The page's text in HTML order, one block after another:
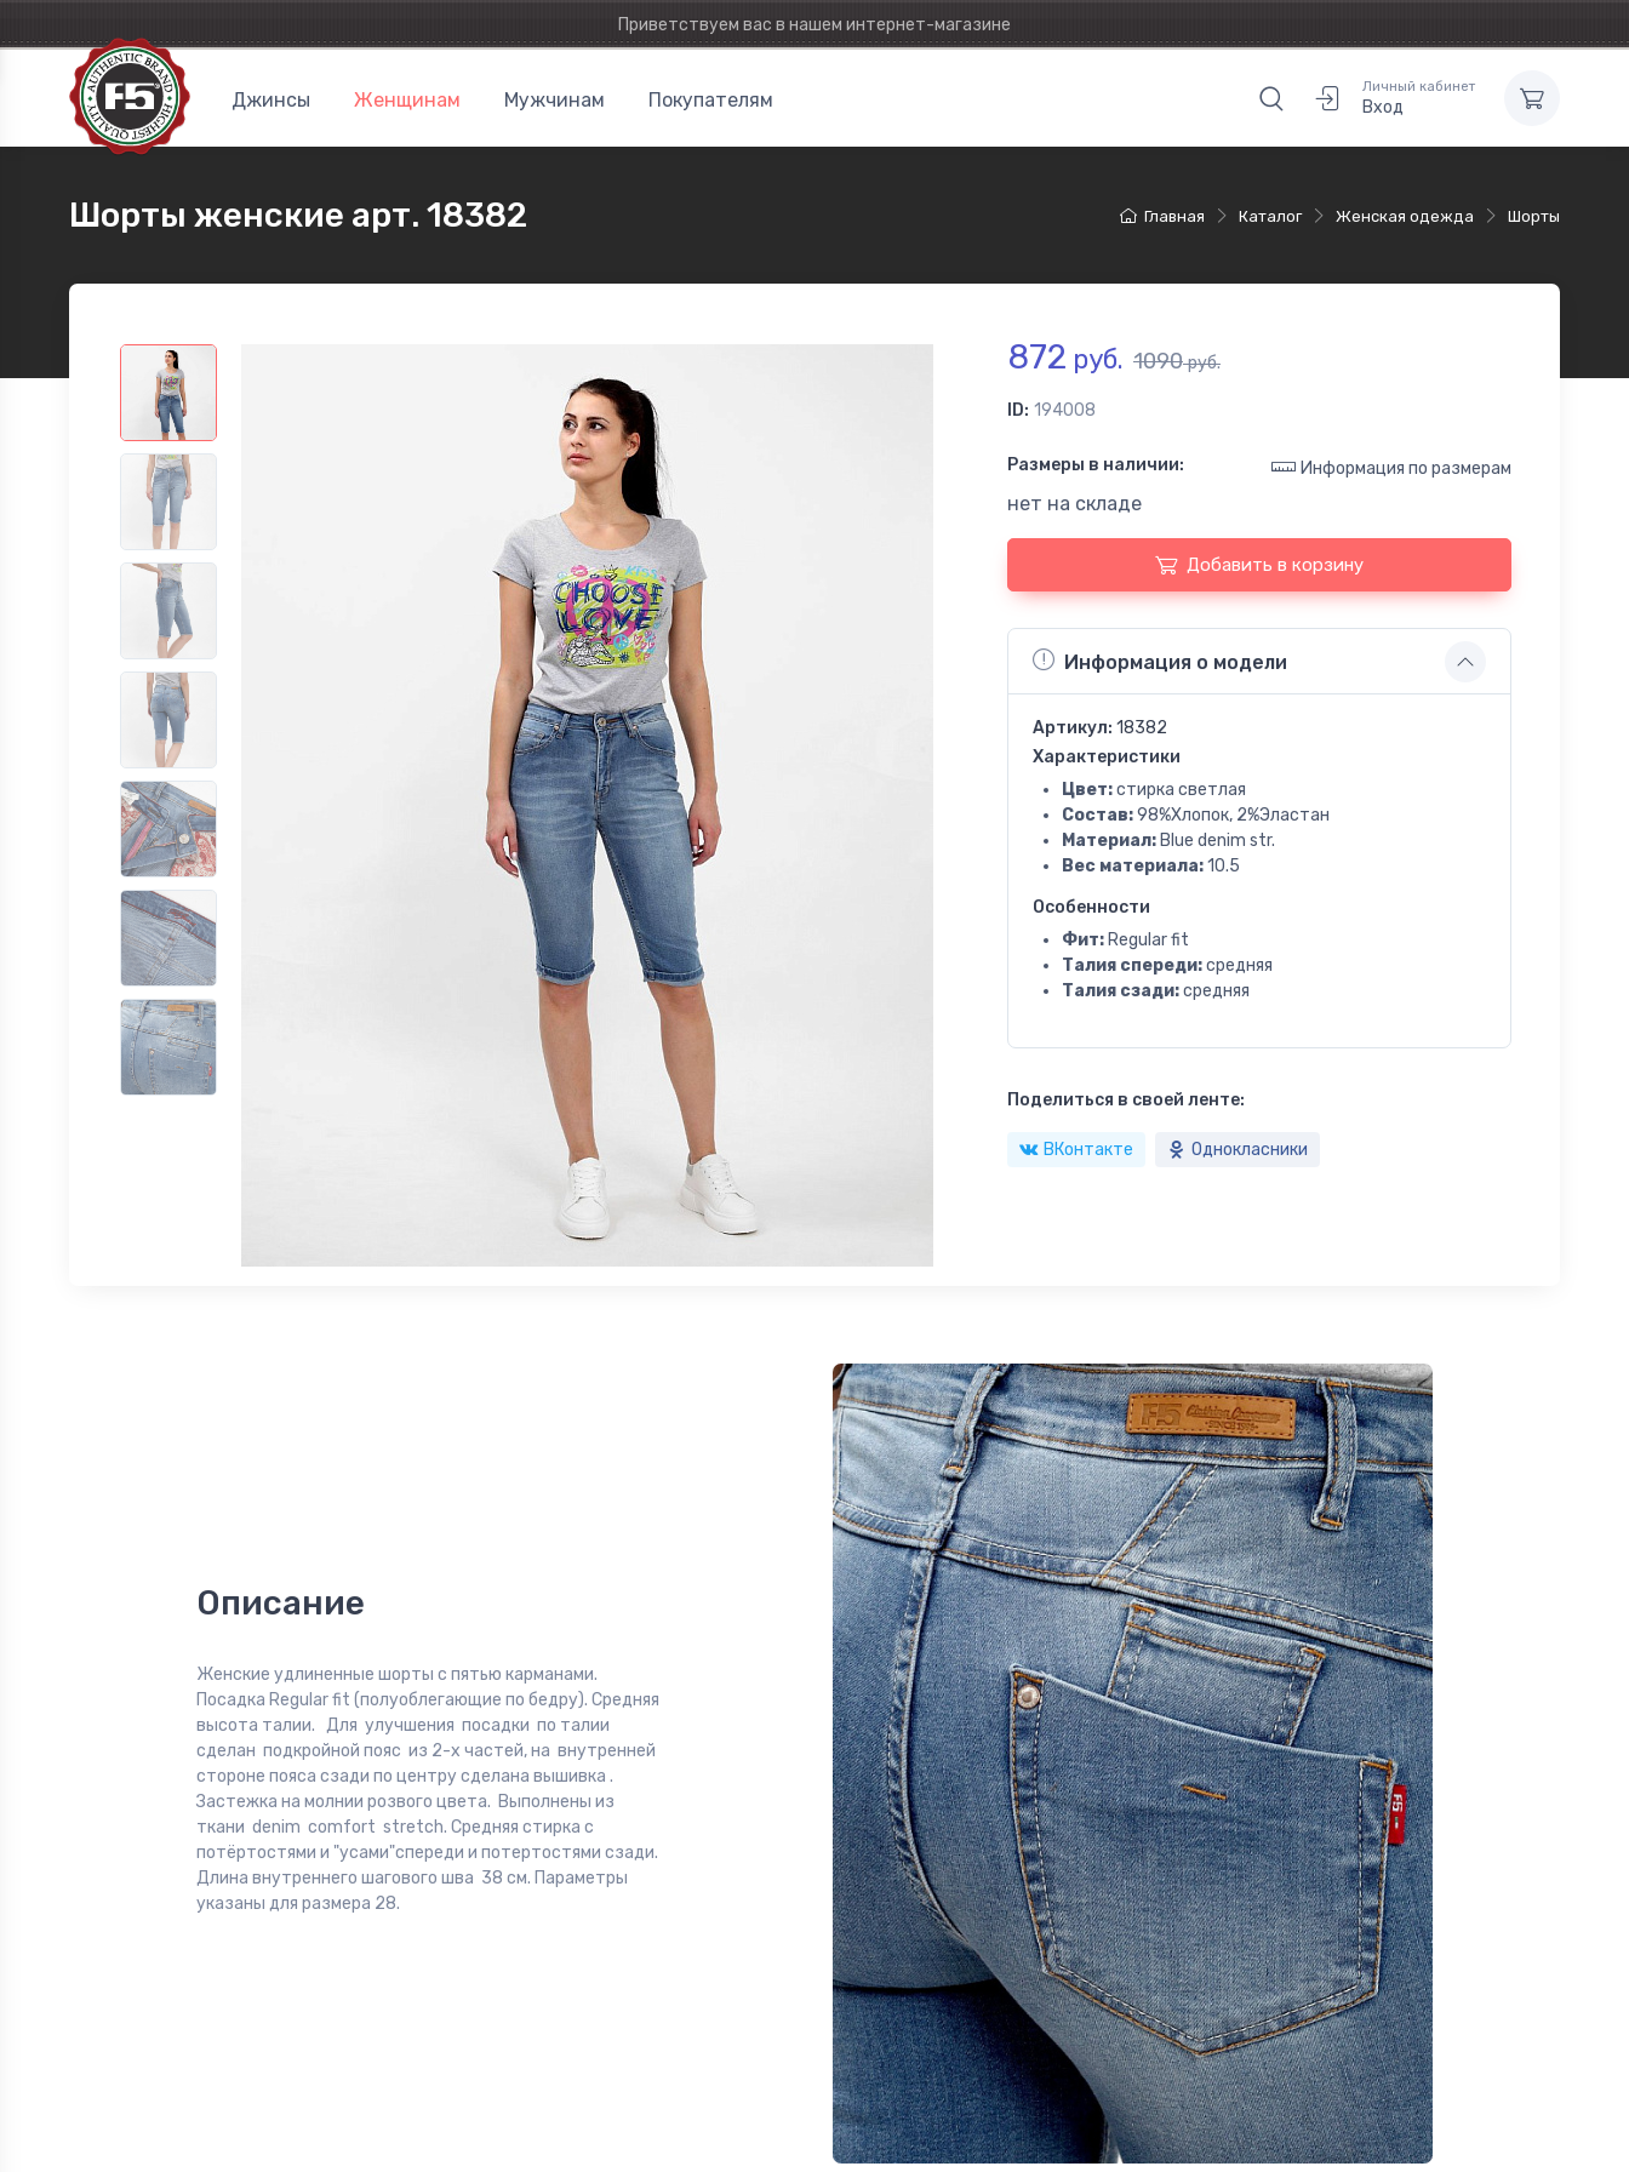
Приветствуем вас в нашем интернет-магазине
Личный кабинет
Вход
Джинсы Женщинам Мужчинам Покупателям
Главная Каталог Женская одежда Шорты
Шорты женские арт. 18382
872 руб. 1090руб.
ID: 194008
Размеры в наличии: Информация по размерам
нет на складе
Добавить в корзину
Информация о модели
Артикул: 18382
Характеристики
Цвет:стирка светлая
Состав:98%Хлопок, 2%Эластан
Материал:Blue denim str.
Вес материала:10.5
Особенности
Фит:Regular fit
Талия спереди:средняя
Талия сзади:средняя
Поделиться в своей ленте:
ВКонтакте Однокласники
Описание
Женские удлиненные шорты с пятью карманами.
Посадка Regular fit (полуоблегающие по бедру). Средняя
высота талии. Для улучшения посадки по талии
сделан подкройной пояс из 2-х частей, на внутренней
стороне пояса сзади по центру сделана вышивка .
Застежка на молнии розвого цвета. Выполнены из
ткани denim comfort stretch. Средняя стирка с
потёртостями и "усами"спереди и потертостями сзади.
Длина внутреннего шагового шва 38 см. Параметры
указаны для размера 28.